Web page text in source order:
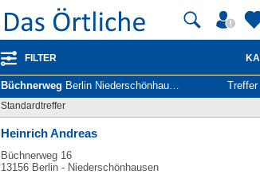
FILTER
Büchnerweg Berlin Niederschönhausen - Unternehmen und Personen
Standardtreffer
Heinrich Andreas
Büchnerweg 16
13156 Berlin - Niederschönhausen